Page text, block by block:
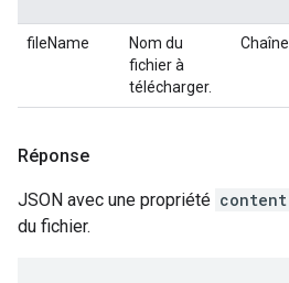
fileName
Nom du
fichier à
télécharger.
Chaîne
Réponse
JSON avec une propriété content
du fichier.